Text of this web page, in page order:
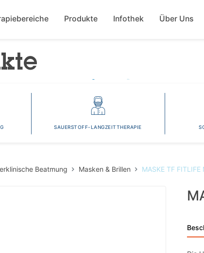
navigation
Produkte Infothek Über Uns
SAUERSTOFF-LANGZEITTHERAPIE
Beatmung Masken & Brillen MASKE TF FITLIFE